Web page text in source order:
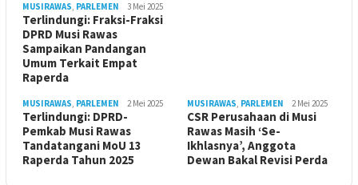
MUSIRAWAS, PARLEMEN 3 Mei 2025
Terlindungi: Fraksi-Fraksi
DPRD Musi Rawas
Sampaikan Pandangan
Umum Terkait Empat
Raperda
MUSIRAWAS, PARLEMEN 2 Mei 2025
Terlindungi: DPRD-
Pemkab Musi Rawas
Tandatangani MoU 13
Raperda Tahun 2025
MUSIRAWAS, PARLEMEN 2 Mei 2025
CSR Perusahaan di Musi
Rawas Masih ‘Se-
Ikhlasnya’, Anggota
Dewan Bakal Revisi Perda ‎